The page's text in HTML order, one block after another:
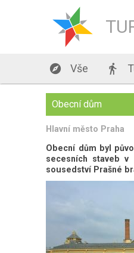
 Vše 
Obecní dům
Hlavní město Praha
Obecní dům byl
secesních staveb v
sousedství Prašné